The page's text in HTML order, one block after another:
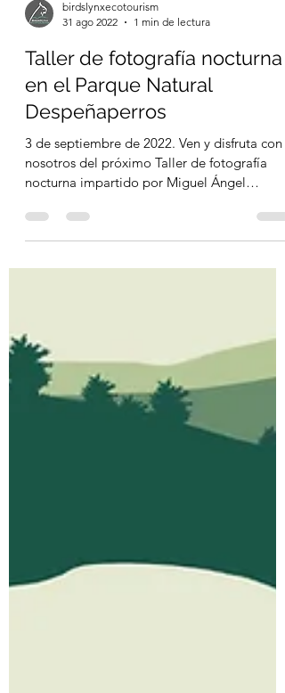
birdslynxecotourism
31 ago 2022
Taller de fotografía nocturna
en el Parque Natural
Despeñaperros
3 de septiembre de 2022. Ven y disfruta con
nosotros del próximo Taller de fotografía